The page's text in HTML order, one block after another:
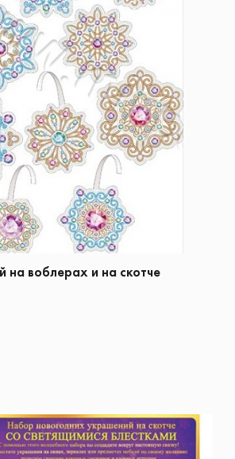
на воблерах и на скотче